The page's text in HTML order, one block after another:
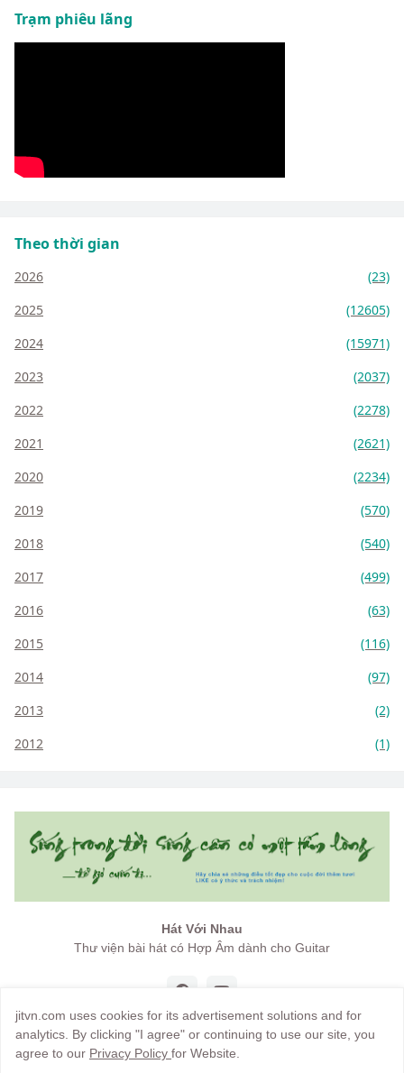
Trạm phiêu lãng
Theo thời gian
2026
(23)
2025
(12605)
2024
(15971)
2023
(2037)
2022
(2278)
2021
(2621)
2020
(2234)
2019
(570)
2018
(540)
2017
(499)
2016
(63)
2015
(116)
2014
(97)
2013
(2)
2012
(1)
Hát Với Nhau
Thư viện bài hát có Hợp Âm dành cho Guitar
Copyright by
jitvn.com uses cookies for its advertisement solutions and for
analytics. By clicking "I agree" or continuing to use our site, you
agree to our Privacy Policy for Website.